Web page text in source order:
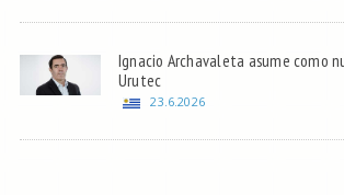
Ignacio Archavaleta asume como
Urutec
23.6.2026